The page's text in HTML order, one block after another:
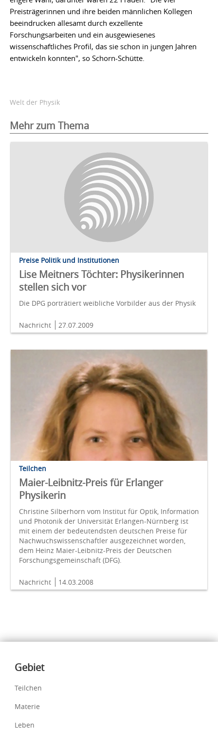
Preisträgerinnen und ihre beiden männlichen Kollegen
beeindrucken allesamt durch exzellente
Forschungsarbeiten und ein ausgewiesenes
wissenschaftliches Profil, das sie schon in jungen Jahren
entwickeln konnten", so Schorn-Schütte.
Welt der Physik
Mehr zum Thema
Preise Politik und Institutionen
Lise Meitners Töchter: Physikerinnen
stellen sich vor
Die DPG porträtiert weibliche Vorbilder aus der Physik
Nachricht 27.07.2009
Teilchen
Maier-Leibnitz-Preis für Erlanger
Physikerin
Christine Silberhorn vom Institut für Optik, Information
und Photonik der Universität Erlangen-Nürnberg ist
mit einem der bedeutendsten deutschen Preise für
Nachwuchswissenschaftler ausgezeichnet worden,
dem Heinz Maier-Leibnitz-Preis der Deutschen
Forschungsgemeinschaft (DFG).
Nachricht 14.03.2008
Inhalte
Gebiet
Teilchen
Materie
Leben